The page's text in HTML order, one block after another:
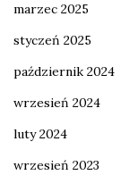
marzec 2025
styczeń 2025
październik 2024
wrzesień 2024
luty 2024
wrzesień 2023